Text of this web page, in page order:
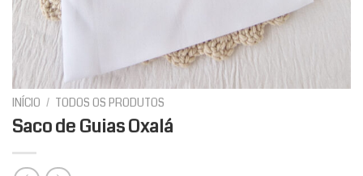
INÍCIO / TODOS OS PRODUTOS
Saco de Guias Oxalá